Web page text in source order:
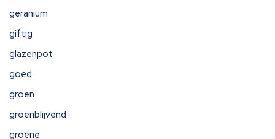
geranium
giftig
glazenpot
goed
groen
groenblijvend
groene